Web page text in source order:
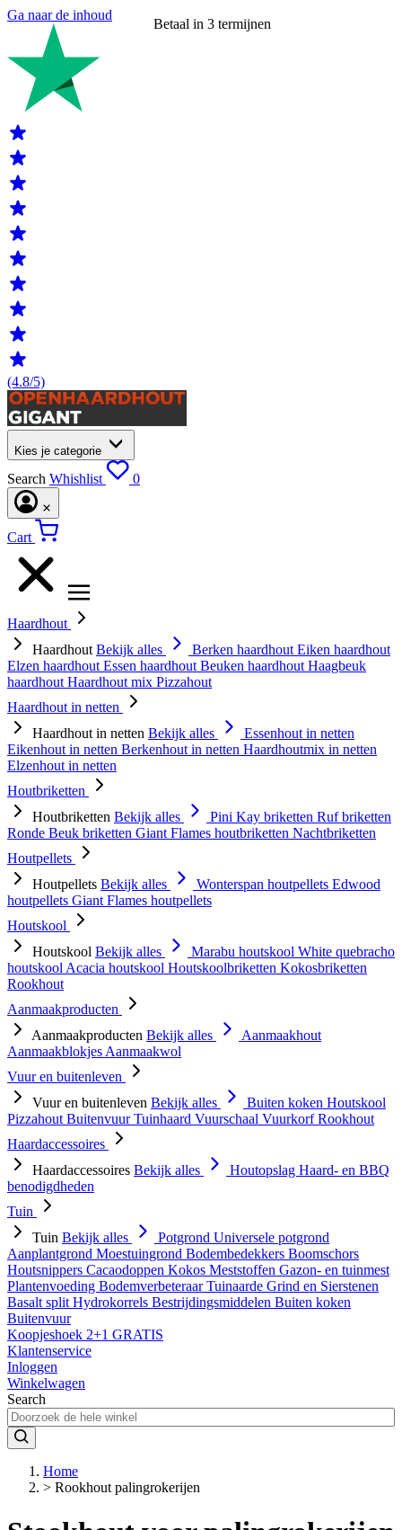
Ga naar de inhoud
Voor 16:00 besteld, morgen in huis
(4.8/5)
Kies je categorie
Search Whishlist 0
Cart
Haardhout
Haardhout Bekijk alles Berken haardhout Eiken haardhout
Elzen haardhout Essen haardhout Beuken haardhout Haagbeuk
haardhout Haardhout mix Pizzahout
Haardhout in netten
Haardhout in netten Bekijk alles
Essenhout in netten
Eikenhout in netten Berkenhout in netten Haardhoutmix in netten
Elzenhout in netten
Houtbriketten
Houtbriketten Bekijk alles Pini Kay briketten Ruf briketten
Ronde Beuk briketten Giant Flames houtbriketten Nachtbriketten
Houtpellets
Houtpellets Bekijk alles Wonterspan houtpellets Edwood
houtpellets Giant Flames houtpellets
Houtskool
Houtskool Bekijk alles Marabu houtskool White quebracho
houtskool Acacia houtskool Houtskoolbriketten Kokosbriketten
Rookhout
Aanmaakproducten
Aanmaakproducten Bekijk alles
Aanmaakhout
Aanmaakblokjes Aanmaakwol
Vuur en buitenleven
Vuur en buitenleven Bekijk alles Buiten koken Houtskool
Pizzahout BuitenvuurTuinhaard Vuurschaal VuurkorfRookhout
Haardaccessoires
Haardaccessoires Bekijk alles Houtopslag Haard- en BBQ
benodigdheden
Tuin
Tuin Bekijk alles Potgrond Universele potgrond
Aanplantgrond Moestuingrond Bodembedekkers Boomschors
Houtsnippers Cacaodoppen Kokos Meststoffen Gazon- en tuinmest
Plantenvoeding BodemverbeteraarTuinaarde Grind en Sierstenen
Basalt split Hydrokorrels Bestrijdingsmiddelen Buiten koken
Buitenvuur
Koopjeshoek 2+1 GRATIS
Klantenservice
Inloggen
Winkelwagen
Search
Home
> Rookhout palingrokerijen